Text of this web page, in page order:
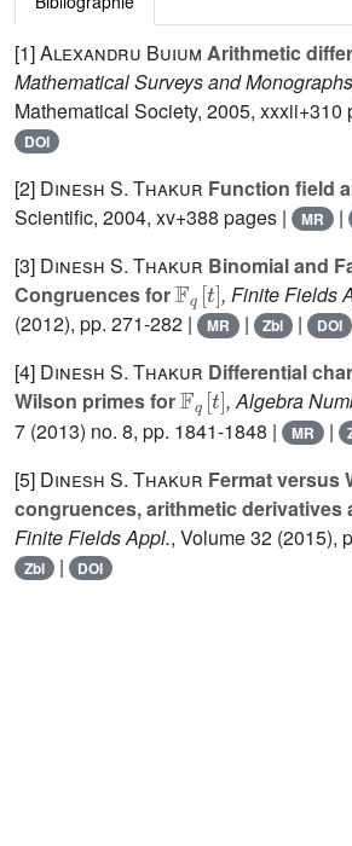
[1]Alexandru Buium Arithmetic
Mathematical Surveys and Monographs
Mathematical Society, 2005, xxxii+310
DOI
[2] Dinesh S. Thakur Function field
Scientific, 2004, xv+388 pages |
MR |
[3] Dinesh S. Thakur Binomial and
Congruences for
𝔽q[t]
, Finite Fields
(2012), pp. 271-282 |
MR | Zbl | DOI
[4] Dinesh S. Thakur Differential
Wilson primes for
𝔽q[t]
, Algebra
7 (2013) no. 8, pp. 1841-1848 | MR |
[5] Dinesh S. Thakur Fermat versus
congruences, arithmetic derivatives
Finite Fields Appl., Volume 32 (2015),
Zbl | DOI